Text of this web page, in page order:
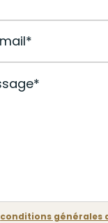
conditions générales